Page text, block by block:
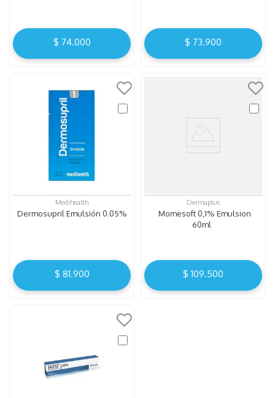
$ 74.000 $ 73.900
Medihealth
Dermosupril Emulsión 0.05%
$ 81.900
Dermaplus
Momesoft 0,1% Emulsion
60ml
$ 109.500